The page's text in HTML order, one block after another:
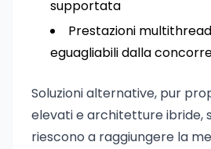
supportata
Prestazioni
eguagliabili dalla
Soluzioni alternative, pur
elevati e architetture ibride,
riescono a raggiungere la